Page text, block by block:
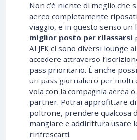
Non c’è niente di meglio che
aereo completamente
viaggio, e in questo senso un
miglior posto per rilassarsi
Al JFK ci sono diversi lounge
accedere attraverso
pass prioritario. È anche
un pass giornaliero per molti
vola con la compagnia aerea
partner. Potrai approfittare di
poltrone, prendere qualcosa
mangiare e addirittura usare
rinfrescarti.